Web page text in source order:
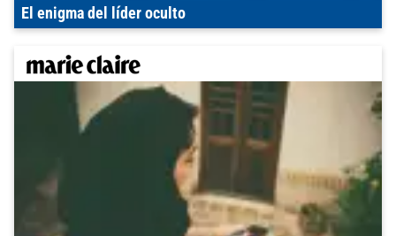
El enigma del líder oculto